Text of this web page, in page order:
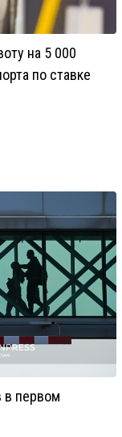
на 5 000
по ставке
в первом